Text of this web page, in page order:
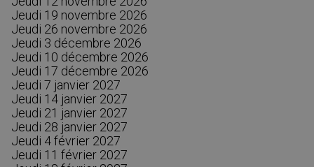
Jeudi 19 novembre 2026
Jeudi 26 novembre 2026
Jeudi 3 décembre 2026
Jeudi 10 décembre 2026
Jeudi 17 décembre 2026
Jeudi 7 janvier 2027
Jeudi 14 janvier 2027
Jeudi 21 janvier 2027
Jeudi 28 janvier 2027
Jeudi 4 février 2027
Jeudi 11 février 2027